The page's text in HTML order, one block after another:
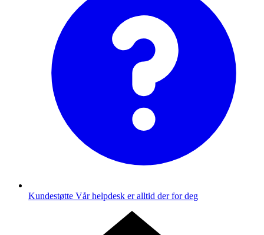
Kundestøtte Vår helpdesk er alltid der for deg